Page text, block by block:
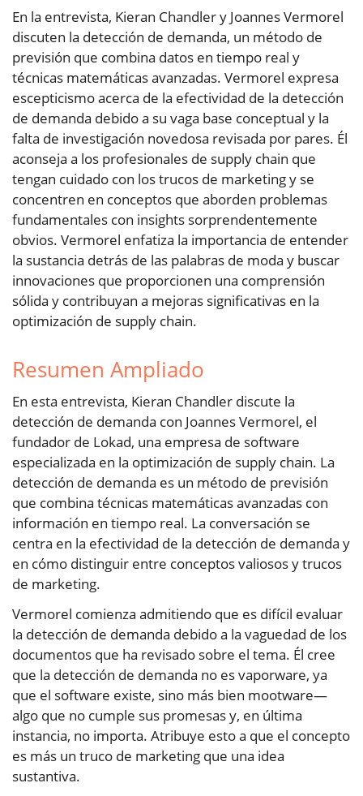
En la entrevista, Kieran Chandler y Joannes Vermorel
discuten la detección de demanda, un método de
previsión que combina datos en tiempo real y
técnicas matemáticas avanzadas. Vermorel expresa
escepticismo acerca de la efectividad de la detección
de demanda debido a su vaga base conceptual y la
falta de investigación novedosa revisada por pares. Él
aconseja a los profesionales de supply chain que
tengan cuidado con los trucos de marketing y se
concentren en conceptos que aborden problemas
fundamentales con insights sorprendentemente
obvios. Vermorel enfatiza la importancia de entender
la sustancia detrás de las palabras de moda y buscar
innovaciones que proporcionen una comprensión
sólida y contribuyan a mejoras significativas en la
optimización de supply chain.
Resumen Ampliado
En esta entrevista, Kieran Chandler discute la
detección de demanda con Joannes Vermorel, el
fundador de Lokad, una empresa de software
especializada en la optimización de supply chain. La
detección de demanda es un método de previsión
que combina técnicas matemáticas avanzadas con
información en tiempo real. La conversación se
centra en la efectividad de la detección de demanda y
en cómo distinguir entre conceptos valiosos y trucos
de marketing.
Vermorel comienza admitiendo que es difícil evaluar
la detección de demanda debido a la vaguedad de los
documentos que ha revisado sobre el tema. Él cree
que la detección de demanda no es vaporware, ya
que el software existe, sino más bien mootware—
algo que no cumple sus promesas y, en última
instancia, no importa. Atribuye esto a que el concepto
es más un truco de marketing que una idea
sustantiva.